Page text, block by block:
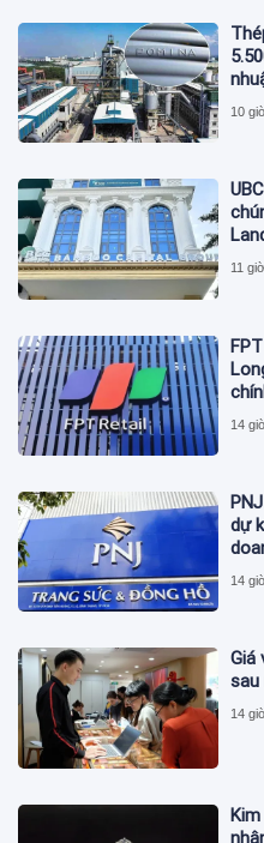
10
11
14
dự
14
Giá
14